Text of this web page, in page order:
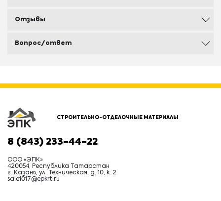
Отзывы
Вопрос/ответ
СТРОИТЕЛЬНО-ОТДЕЛОЧНЫЕ МАТЕРИАЛЫ
8 (843) 233-44-22
ООО «ЭПК»
420054, Республика Татарстан
г. Казань, ул. Техническая, д. 10, к. 2
sale1017@epkrt.ru